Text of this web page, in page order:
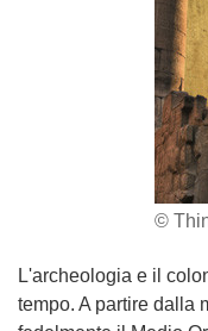
©
L'archeologia e il
tempo. A partire dalla